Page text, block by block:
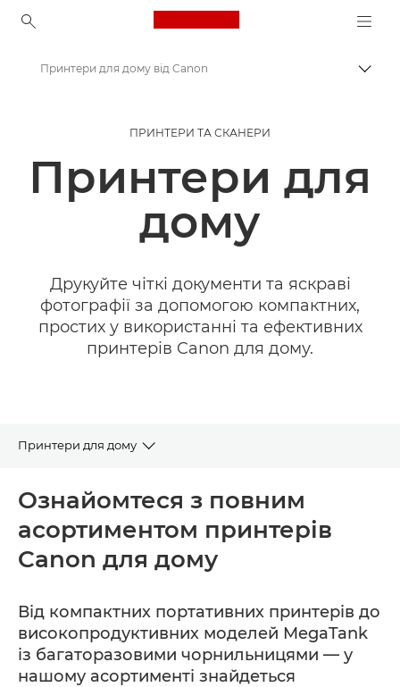
Canon Logo, back to
Принтери Canon
Принтери для дому від Canon
ПРИНТЕРИ ТА СКАНЕРИ
Принтери для
дому
Друкуйте чіткі документи та яскраві
фотографії за допомогою компактних,
простих у використанні та ефективних
принтерів Canon для дому.
Принтери для дому
Переглянути принтери для дому
Знайдіть свій принтер
Ознайомтеся з повним
асортиментом принтерів
Canon для дому
Від компактних портативних принтерів до
високопродуктивних моделей MegaTank
із багаторазовими чорнильницями — у
нашому асортименті знайдеться